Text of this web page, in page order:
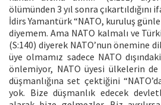
ölümünden 3 yıl sonra çıkartıldığını
İdirs Yamantürk “NATO, kuruluş
diyemem. Ama NATO kalmalı ve
(S:140) diyerek NATO’nun önemine
üye olmamız sadece NATO
önlemiyor, NATO üyesi ülkelerin de
düşmanlığına set çektiğini
yok. Bize düşmanlık edecek